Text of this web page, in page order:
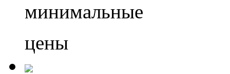
минимальные
цены